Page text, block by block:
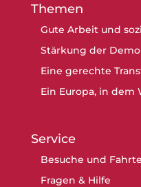
Themen
Gute Arbeit und
Stärkung der
Eine gerechte
Ein Europa, in dem
Service
Besuche und
Fragen & Hilfe